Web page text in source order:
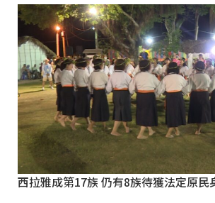
西拉雅成第17族 仍有8族待獲法定原民